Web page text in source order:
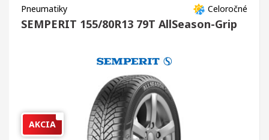
Celoročné
Pneumatiky
SEMPERIT 155/80R13 79T AllSeason-Grip
AKCIA